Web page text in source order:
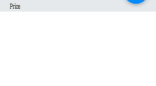
Price